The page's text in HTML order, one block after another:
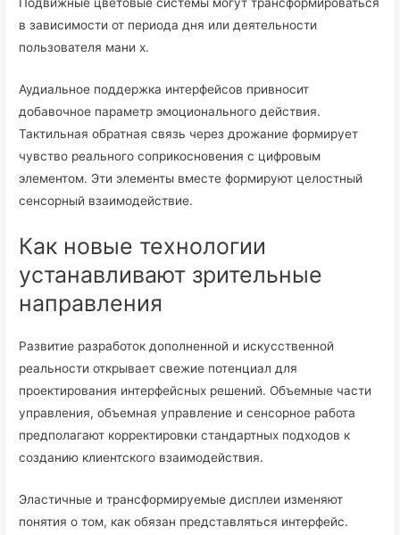
в зависимости от периода дня или деятельности
пользователя мани х.
Аудиальное поддержка интерфейсов привносит
добавочное параметр эмоционального действия.
Тактильная обратная связь через дрожание формирует
чувство реального соприкосновения с цифровым
элементом. Эти элементы вместе формируют целостный
сенсорный взаимодействие.
Как новые технологии
устанавливают зрительные
направления
Развитие разработок дополненной и искусственной
реальности открывает свежие потенциал для
проектирования интерфейсных решений. Объемные части
управления, объемная управление и сенсорное работа
предполагают корректировки стандартных подходов к
созданию клиентского взаимодействия.
Эластичные и трансформируемые дисплеи изменяют
понятия о том, как обязан представляться интерфейс.